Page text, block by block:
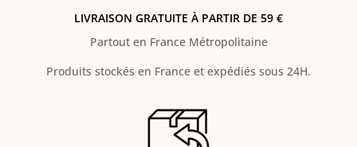
LIVRAISON GRATUITE À PARTIR DE 59 €
Partout en France Métropolitaine
Produits stockés en France et expédiés sous 24H.